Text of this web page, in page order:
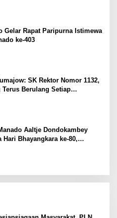
Gelar Rapat Paripurna Istimewa
ke-403
SK Rektor Nomor 1132,
Terus Berulang Setiap
Aaltje Dondokambey
Hari Bhayangkara ke-80,